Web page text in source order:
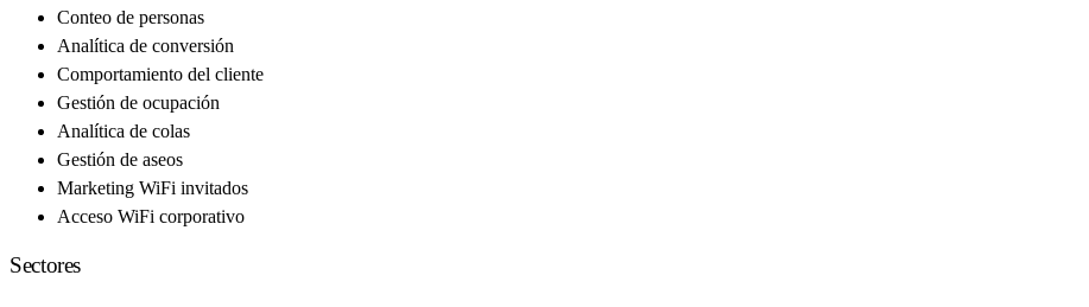
Conteo de personas
Analítica de conversión
Comportamiento del cliente
Gestión de ocupación
Analítica de colas
Gestión de aseos
Marketing WiFi invitados
Acceso WiFi corporativo
Sectores